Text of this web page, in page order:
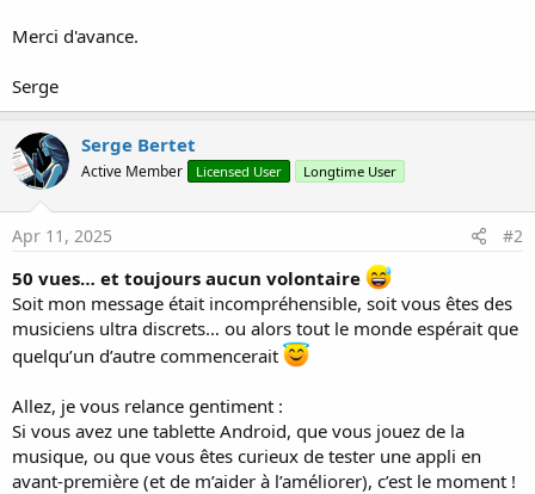
Merci d'avance.
Serge
Serge Bertet
Active Member Licensed User Longtime User
Apr 11, 2025 #2
50 vues… et toujours aucun volontaire
Soit mon message était incompréhensible, soit vous êtes des
musiciens ultra discrets… ou alors tout le monde espérait que
quelqu’un d’autre commencerait
Allez, je vous relance gentiment :
Si vous avez une tablette Android, que vous jouez de la
musique, ou que vous êtes curieux de tester une appli en
avant-première (et de m’aider à l’améliorer), c’est le moment !